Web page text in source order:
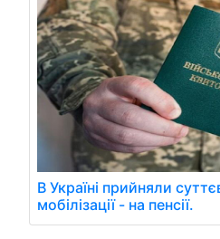
В Україні прийняли
мобілізації - на пенсії.